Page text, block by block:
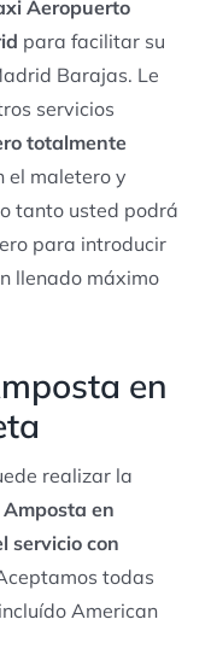
Aeropuerto
para facilitar su
Barajas. Le
servicios
totalmente
el maletero y
tanto usted podrá
para introducir
llenado máximo
en
realizar la
en
servicio con
todas
American